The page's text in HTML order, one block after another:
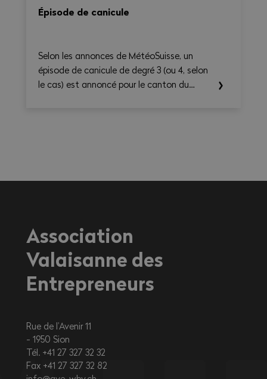
Épisode de canicule
Selon les annonces de MétéoSuisse, un
épisode de canicule de degré 3 (ou 4, selon
le cas) est annoncé pour le canton du
fortement exposés à la chaleur.
Association
Valaisanne des
Entrepreneurs
Rue de l’Avenir 11
1950 Sion
Tél. +41 27 327 32 32
Fax +41 27 327 32 82